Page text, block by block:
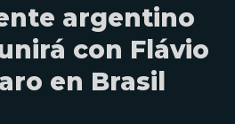
argentino
con Flávio
en Brasil